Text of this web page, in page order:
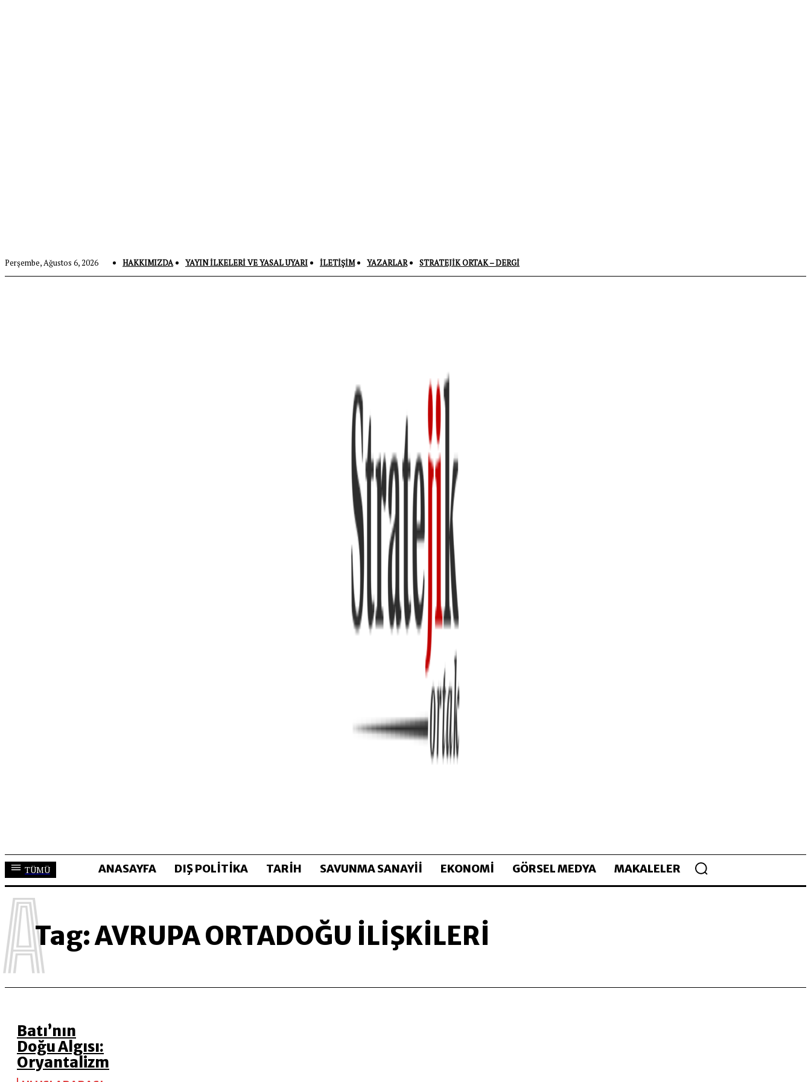
Perşembe, Ağustos 6, 2026 HAKKIMIZDA YAYIN İLKELERI VE YASAL UYARI İLETIŞIM YAZARLAR STRATEJIK ORTAK – DERGI
TÜMÜ ANASAYFA DIŞ POLİTİKA TARİH SAVUNMA SANAYİİ EKONOMİ GÖRSEL MEDYA MAKALELER
Tag:AVRUPA ORTADOĞU ILIŞKILERI
A
Batı’nın
Doğu Algısı:
Oryantalizm